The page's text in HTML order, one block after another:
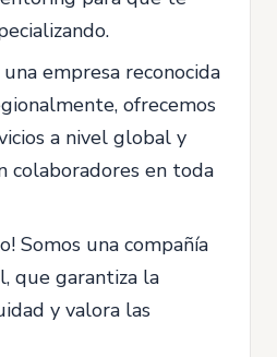
empresa reconocida
ofrecemos
a nivel global y
colaboradores en toda
Somos una compañía
que garantiza la
y valora las